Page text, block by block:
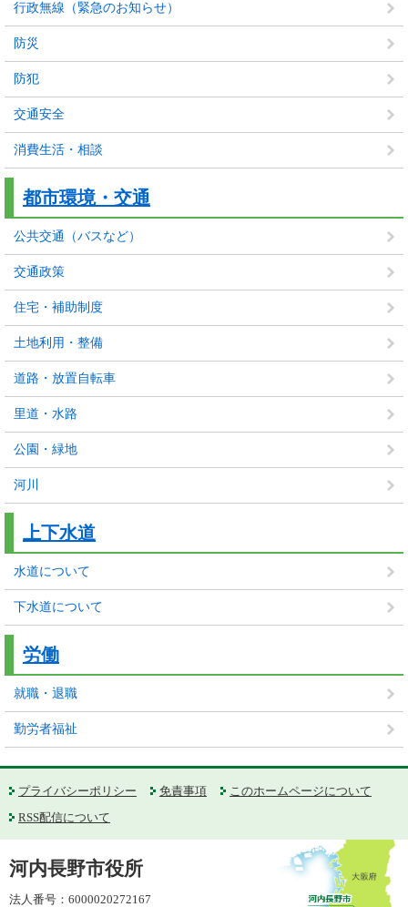
行政無線（緊急のお知らせ）
防災
防犯
交通安全
消費生活・相談
都市環境・交通
公共交通（バスなど）
交通政策
住宅・補助制度
土地利用・整備
道路・放置自転車
里道・水路
公園・緑地
河川
上下水道
水道について
下水道について
労働
就職・退職
勤労者福祉
プライバシーポリシー 免責事項
このホームページについて
RSS配信について
河内長野市役所
法人番号：6000020272167